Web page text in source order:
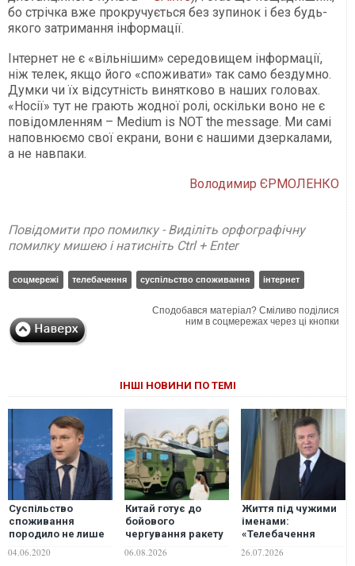
бо стрічка вже прокручується без зупинок і без будь-
якого затримання інформації.
Інтернет не є «вільнішим» середовищем інформації,
ніж телек, якщо його «споживати» так само бездумно.
Думки чи їх відсутність винятково в наших головах.
«Носії» тут не грають жодної ролі, оскільки воно не є
повідомленням – Medium is NOT the message. Ми самі
наповнюємо свої екрани, вони є нашими дзеркалами,
а не навпаки.
Володимир ЄРМОЛЕНКО
Повідомити про помилку - Виділіть орфографічну
помилку мишею і натисніть Ctrl + Enter
соцмережі телебачення суспільство споживання інтернет
Сподобався матеріал? Сміливо поділися
ним в соцмережах через ці кнопки
ІНШІ НОВИНИ ПО ТЕМІ
Суспільство
споживання
породило не лише
продуктами. Воно
04.06.2020
Китай готує до
бойового
чергування ракету
системи ППО не
06.08.2026
Життя під чужими
іменами:
«Телебачення
деталі життя
26.07.2026